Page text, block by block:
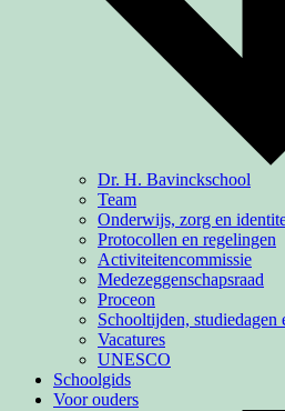
Dr. H. Bavinckschool
Team
Onderwijs, zorg en
Protocollen en regelingen
Activiteiten­commissie
Medezeggenschapsraad
Proceon
Schooltijden, studiedagen
Vacatures
UNESCO
Schoolgids
Voor ouders